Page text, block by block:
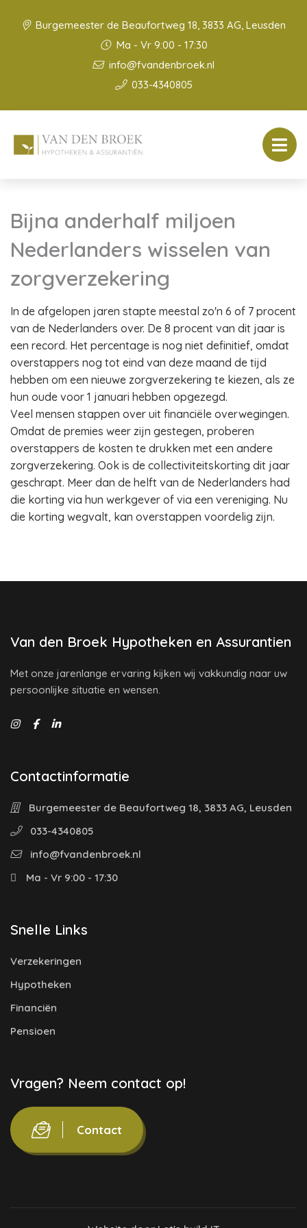
Burgemeester de Beaufortweg 18, 3833 AG, Leusden
Ma - Vr 9:00 - 17:30
info@fvandenbroek.nl
033-4340805
Bijna anderhalf miljoen
Nederlanders wisselen van
zorgverzekering
In de afgelopen jaren stapte meestal zo'n 6 of 7 procent
van de Nederlanders over. De 8 procent van dit jaar is
een record. Het percentage is nog niet definitief, omdat
overstappers nog tot eind van deze maand de tijd
hebben om een nieuwe zorgverzekering te kiezen, als ze
hun oude voor 1 januari hebben opgezegd.
Veel mensen stappen over uit financiële overwegingen.
Omdat de premies weer zijn gestegen, proberen
overstappers de kosten te drukken met een andere
zorgverzekering. Ook is de collectiviteitskorting dit jaar
geschrapt. Meer dan de helft van de Nederlanders had
die korting via hun werkgever of via een vereniging. Nu
die korting wegvalt, kan overstappen voordelig zijn.
Van den Broek Hypotheken en Assurantien
Met onze jarenlange ervaring kijken wij vakkundig naar uw
persoonlijke situatie en wensen.
Contactinformatie
Burgemeester de Beaufortweg 18, 3833 AG, Leusden
033-4340805
info@fvandenbroek.nl
Ma - Vr 9:00 - 17:30
Snelle Links
Verzekeringen
Hypotheken
Financiën
Pensioen
Vragen? Neem contact op!
Contact